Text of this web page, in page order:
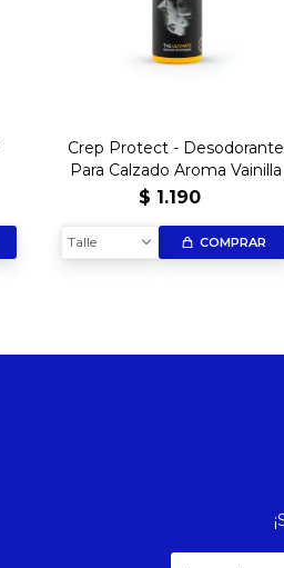
Crep Protect - Desodorante
Para Calzado Aroma Vainilla
$ 1.190
Talle COMPRAR